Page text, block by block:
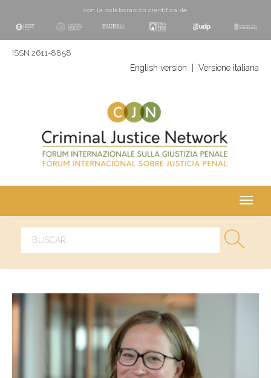
con la colaboración cientí­fica de
ISSN 2611-8858
English version Versione italiana